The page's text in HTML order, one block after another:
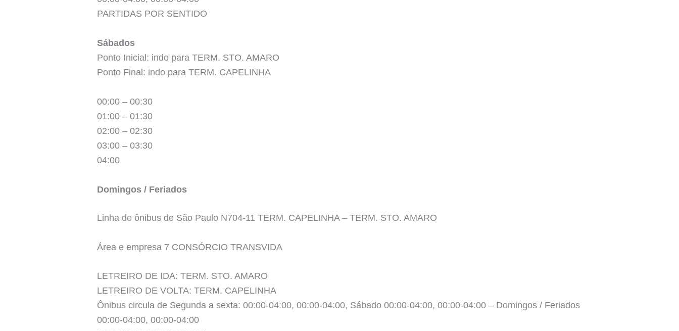
PARTIDAS POR SENTIDO
Sábados
Ponto Inicial: indo para TERM. STO. AMARO
Ponto Final: indo para TERM. CAPELINHA
00:00 – 00:30
01:00 – 01:30
02:00 – 02:30
03:00 – 03:30
04:00
Domingos / Feriados
Linha de ônibus de São Paulo N704-11 TERM. CAPELINHA – TERM. STO. AMARO
Área e empresa 7 CONSÓRCIO TRANSVIDA
LETREIRO DE IDA: TERM. STO. AMARO
LETREIRO DE VOLTA: TERM. CAPELINHA
Ônibus circula de Segunda a sexta: 00:00-04:00, 00:00-04:00, Sábado 00:00-04:00, 00:00-04:00 – Domingos / Feriados
00:00-04:00, 00:00-04:00